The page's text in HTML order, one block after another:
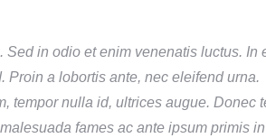
Sed in odio et enim venenatis luctus. In
Proin a lobortis ante, nec eleifend urna.
tempor nulla id, ultrices augue. Donec
fames ac ante ipsum primis